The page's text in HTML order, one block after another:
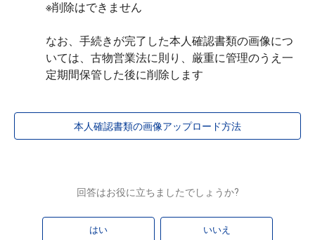
※削除はできません
なお、手続きが完了した本人確認書類の画像につ
いては、古物営業法に則り、厳重に管理のうえ一
定期間保管した後に削除します
本人確認書類の画像アップロード方法
回答はお役に立ちましたでしょうか?
はい いいえ